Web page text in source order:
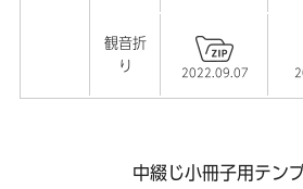
観音折
り
2022.09.07
中綴じ小冊子用テン